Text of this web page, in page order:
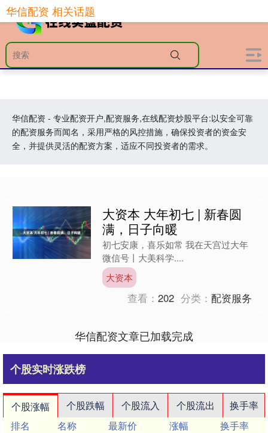
华信配资 - 专业配资开户,配资服务,在线配资炒股平台:以安全可靠
的配资服务而闻名，采用严格的风控措施，确保投资者的资金安
全，并提供灵活的配资方案，适应不同投资者的需求。
华信配资 相关话题
大资本 大年初七 | 新春圆
满，日子向暖
初七安康，喜乐如常 我在天宫过大年
微信号丨大美科学....
大资本
查看：202 分类：配资服务
华信配资文章已加载完成
个股实时涨跌榜
个股涨幅 个股跌幅 个股流入 个股流出
换手率
排名
名称 最新价 涨幅
换手率